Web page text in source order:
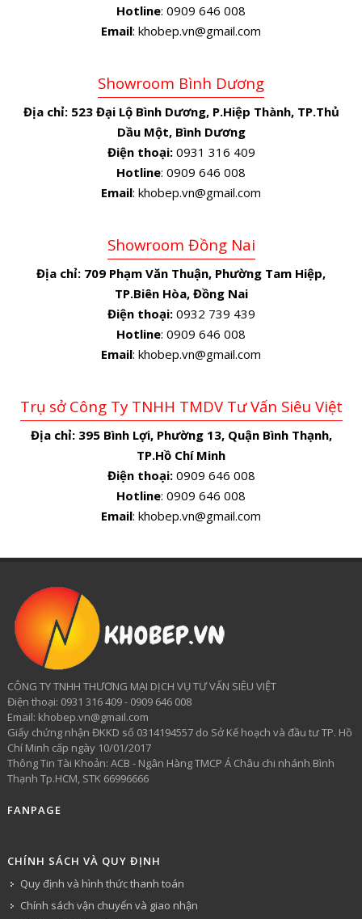
Hotline: 0909 646 008
Email: khobep.vn@gmail.com
Showroom Bình Dương
Địa chỉ: 523 Đại Lộ Bình Dương, P.Hiệp Thành, TP.Thủ
Dầu Một, Bình Dương
Điện thoại:0931 316 409
Hotline: 0909 646 008
Email: khobep.vn@gmail.com
Showroom Đồng Nai
Địa chỉ: 709 Phạm Văn Thuận, Phường Tam Hiệp,
TP.Biên Hòa, Đồng Nai
Điện thoại:0932 739 439
Hotline: 0909 646 008
Email: khobep.vn@gmail.com
Trụ sở Công Ty TNHH TMDV Tư Vấn Siêu Việt
Địa chỉ: 395 Bình Lợi, Phường 13, Quận Bình Thạnh,
TP.Hồ Chí Minh
Điện thoại:0909 646 008
Hotline: 0909 646 008
Email: khobep.vn@gmail.com
CÔNG TY TNHH THƯƠNG MẠI DỊCH VỤ TƯ VẤN SIÊU VIỆT
​Điện thoại: 0931 316 409 - 0909 646 008
Email: khobep.vn@gmail.com
Giấy chứng nhận ĐKKD số 0314194557 do Sở Kế hoạch và đầu tư TP. Hồ
Chí Minh cấp ngày 10/01/2017
Thông Tin Tài Khoản: ACB - Ngân Hàng TMCP Á Châu chi nhánh Bình
Thạnh Tp.HCM, STK 66996666
FANPAGE
CHÍNH SÁCH VÀ QUY ĐỊNH
Quy định và hình thức thanh toán
Chính sách vận chuyển và giao nhận